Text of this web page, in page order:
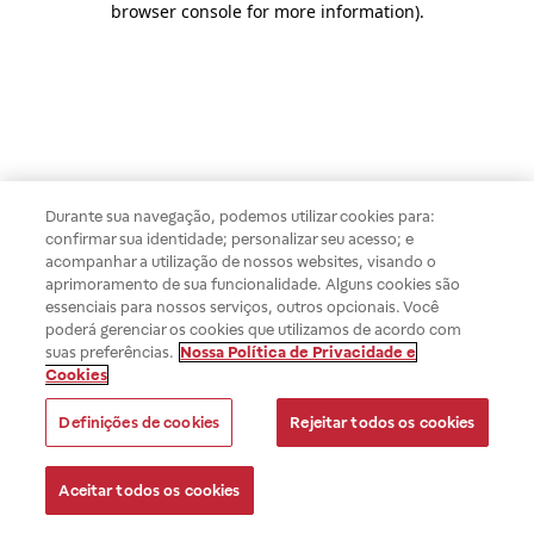
browser console for more information).
Durante sua navegação, podemos utilizar cookies para:
confirmar sua identidade; personalizar seu acesso; e
acompanhar a utilização de nossos websites, visando o
aprimoramento de sua funcionalidade. Alguns cookies são
essenciais para nossos serviços, outros opcionais. Você
poderá gerenciar os cookies que utilizamos de acordo com
suas preferências. Nossa Política de Privacidade e
Cookies
Definições de cookies Rejeitar todos os cookies
Aceitar todos os cookies